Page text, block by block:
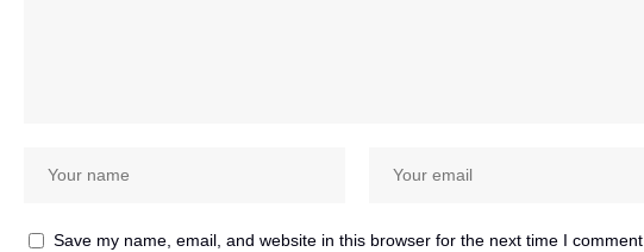
Save my name, email, and website in this browser for the next time I comment.